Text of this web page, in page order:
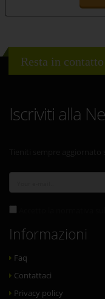
Resta in contatto
Iscriviti alla
Informazioni
Faq
Contattaci
Privacy policy